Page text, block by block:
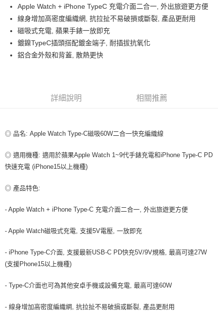
Apple Pay
街口支付
悠遊付
ATM付款
付款後全家取貨
7-11取貨付款
付款後7-11取貨
每筆NT$100，滿NT$599(含以上)免運費
Apple Watch + iPhone TypeC 充電介面二合一, 外出旅遊更方便
線身增加高密度編織網, 抗拉扯不易破損或斷裂, 產品更耐用
磁吸式充電, 蘋果手錶一放即充
鍍鎳TypeC插頭搭配鍍金端子, 耐插拔抗氧化
鋁合金外殼和背蓋, 散熱更快
詳細說明 相關推薦
◎ 品名: Apple Watch Type-C磁吸60W二合一快充編織線
◎ 適用機種: 適用於蘋果Apple Watch 1~9代手錶充電和iPhone Type-C PD
快速充電 (iPhone15以上機種)
◎ 產品特色:
- Apple Watch + iPhone Type-C 充電介面二合一, 外出旅遊更方便
- Apple Watch磁吸式充電, 支援5V電壓, 一放即充
- iPhone Type-C介面, 支援最新USB-C PD快充5V/9V規格, 最高可達27W
(支援Phone15以上機種)
- Type-C介面也可為其他安卓手機或設備充電, 最高可達60W
- 線身增加高密度編織網, 抗拉扯不易破損或斷裂, 產品更耐用